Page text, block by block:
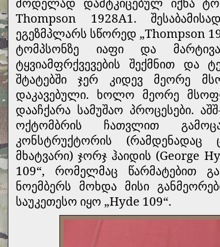
Thompson 1928А1.
ეგეზმპლარს სწორედ „Thompson
ტომპსონზე იაფი და
ტყვიამფრქვევების შექმნით და
შტატებში ჯერ კიდევ მეორე
დაკავებული. ხოლო მეორე
დააჩქარა სამუშაო პროცესები.
ოქტომბრის ჩათვლით
კონსტრუქტორის
მხატვარი) ჯორჯ ჰაიდის (George
109“, რომელმაც წარმატებით
ნოემბერს მოხდა მისი
საუკეთესო იყო „Hyde 109“.